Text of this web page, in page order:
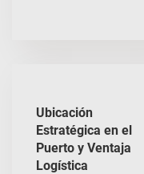
Ubicación
Estratégica en el
Puerto y Ventaja
Logística